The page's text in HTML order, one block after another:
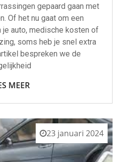
gepaard gaan met
Of het nu gaat om een
je auto, medische kosten of
soms heb je snel extra
bespreken we de
MEER
23 januari 2024